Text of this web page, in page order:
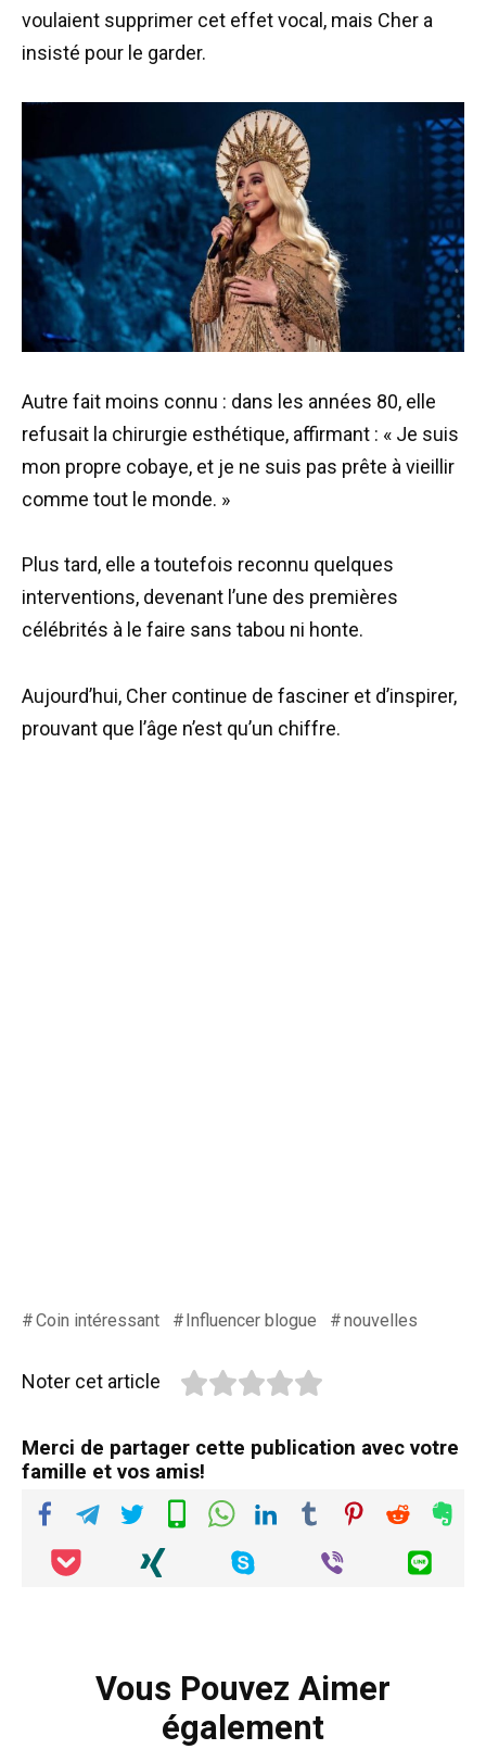
voulaient supprimer cet effet vocal, mais Cher a
insisté pour le garder.
Autre fait moins connu : dans les années 80, elle
refusait la chirurgie esthétique, affirmant : « Je suis
mon propre cobaye, et je ne suis pas prête à vieillir
comme tout le monde. »
Plus tard, elle a toutefois reconnu quelques
interventions, devenant l’une des premières
célébrités à le faire sans tabou ni honte.
Aujourd’hui, Cher continue de fasciner et d’inspirer,
prouvant que l’âge n’est qu’un chiffre.
Coin intéressant Influencer blogue nouvelles
Noter cet article
Merci de partager cette publication avec votre
famille et vos amis!
Vous Pouvez Aimer
également